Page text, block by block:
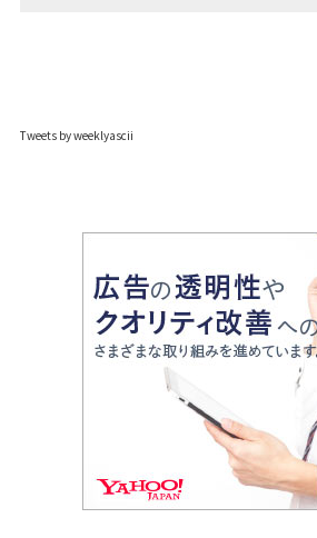
Tweets by weeklyascii